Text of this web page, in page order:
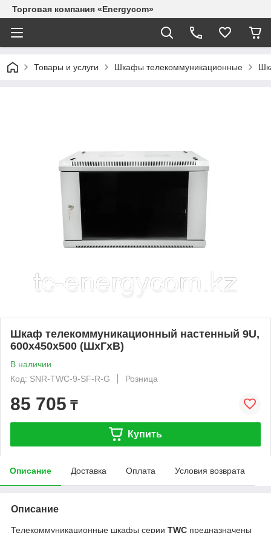
Торговая компания «Energycom»
Товары и услуги Шкафы телекоммуникационные
Шкаф телекоммуникационный настенный 9U,
600х450х500 (ШхГхВ)
В наличии
Код: SNR-TWC-9-SF-R-G
Розница
85 705 ₸
Купить
Описание Доставка Оплата Условия возврата
Описание
Телекоммуникационные шкафы серии TWC предназначены